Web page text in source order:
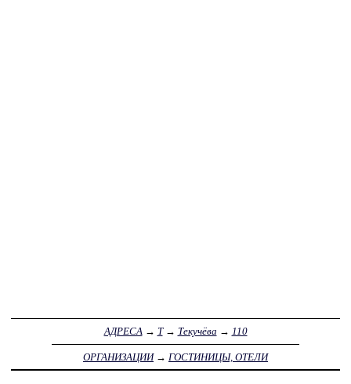
АДРЕСА→ Т→ Текучёва → 110
ОРГАНИЗАЦИИ→ ГОСТИНИЦЫ, ОТЕЛИ